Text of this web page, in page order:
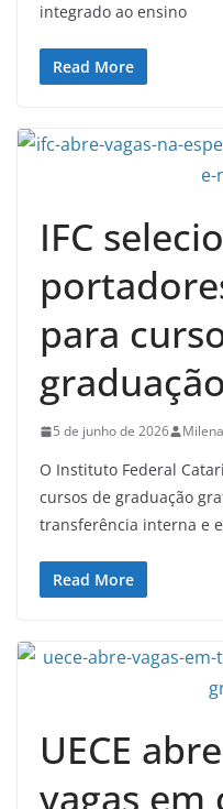
integrado ao ensino
Read More
IFC
para
5 de junho de 2026 Milena
O Instituto Federal
cursos de graduação
transferência interna e
Read More
UECE
vagas em